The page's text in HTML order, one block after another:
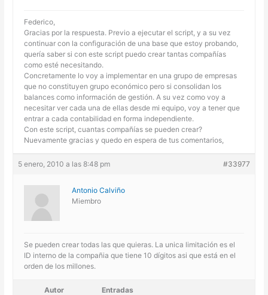
Federico,
Gracias por la respuesta. Previo a ejecutar el script, y a su vez
continuar con la configuración de una base que estoy probando,
quería saber si con este script puedo crear tantas compañías
como esté necesitando.
Concretamente lo voy a implementar en una grupo de empresas
que no constituyen grupo económico pero si consolidan los
balances como información de gestión. A su vez como voy a
necesitar ver cada una de ellas desde mi equipo, voy a tener que
entrar a cada contabilidad en forma independiente.
Con este script, cuantas compañías se pueden crear?
Nuevamente gracias y quedo en espera de tus comentarios,
5 enero, 2010 a las 8:48 pm #33977
Antonio Calviño
Miembro
Se pueden crear todas las que quieras. La unica limitación es el
ID interno de la compañia que tiene 10 dígitos asi que está en el
orden de los millones.
Autor Entradas